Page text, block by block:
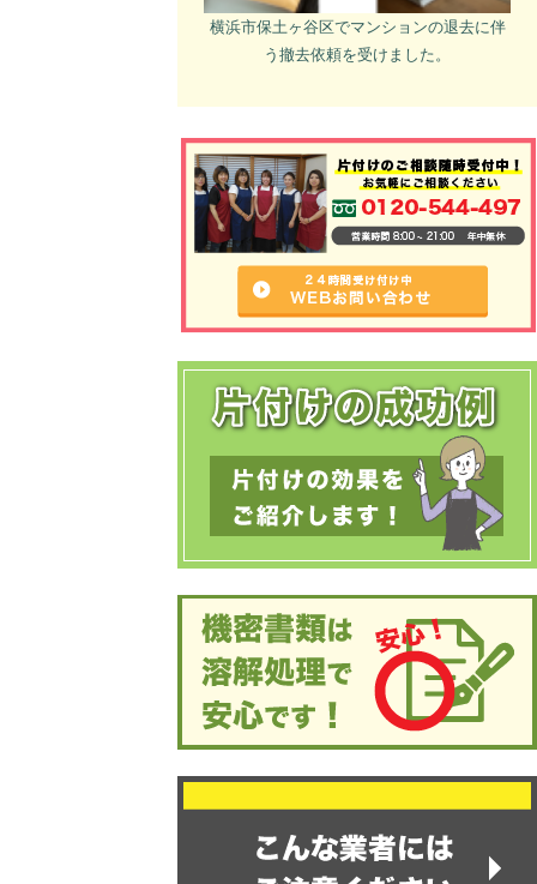
横浜市保土ヶ谷区でマンションの退去に伴
う撤去依頼を受けました。